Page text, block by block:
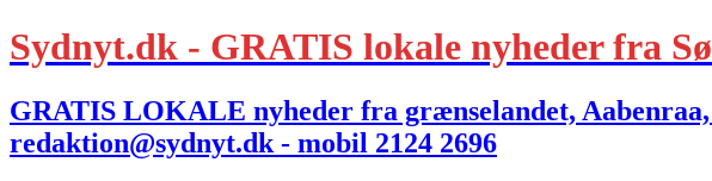
Sydnyt.dk - GRATIS lokale nyheder fra
GRATIS LOKALE nyheder fra grænselandet,
redaktion@sydnyt.dk - mobil 2124 2696